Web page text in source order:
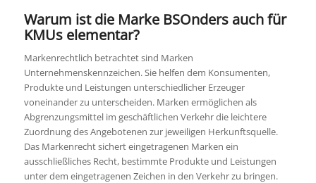
Warum ist die Marke BSOnders auch für
KMUs elementar?
Markenrechtlich betrachtet sind Marken
Unternehmenskennzeichen. Sie helfen dem Konsumenten,
Produkte und Leistungen unterschiedlicher Erzeuger
voneinander zu unterscheiden. Marken ermöglichen als
Abgrenzungsmittel im geschäftlichen Verkehr die leichtere
Zuordnung des Angebotenen zur jeweiligen Herkunftsquelle.
Das Markenrecht sichert eingetragenen Marken ein
ausschließliches Recht, bestimmte Produkte und Leistungen
unter dem eingetragenen Zeichen in den Verkehr zu bringen.